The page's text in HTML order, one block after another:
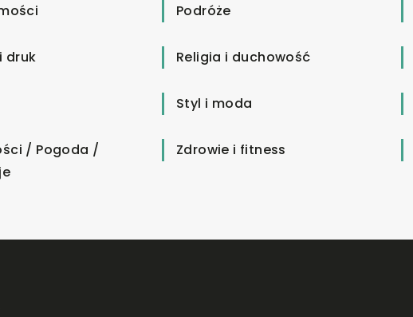
Podróże
druk Religia i duchowość
Styl i moda
/ Pogoda /
Zdrowie i fitness